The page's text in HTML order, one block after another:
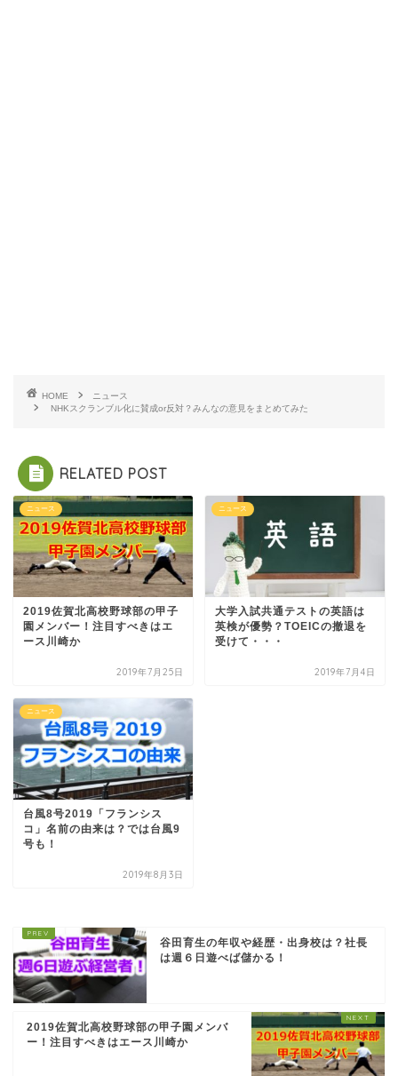
HOME
ニュース
NHKスクランブル化に賛成or反対？みんなの意見をまとめてみた
RELATED POST
ニュース
2019佐賀北高校野球部の甲子
園メンバー！注目すべきはエ
ース川崎か
2019年7月25日
ニュース
大学入試共通テストの英語は
英検が優勢？TOEICの撤退を
受けて・・・
2019年7月4日
ニュース
台風8号2019「フランシス
コ」名前の由来は？では台風9
号も！
2019年8月3日
谷田育生の年収や経歴・出身校は？社長
は週６日遊べば儲かる！
2019佐賀北高校野球部の甲子園メンバ
ー！注目すべきはエース川崎か